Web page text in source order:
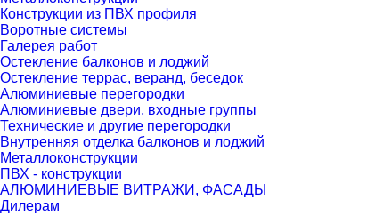
Конструкции из ПВХ профиля
Воротные системы
Галерея работ
Остекление балконов и лоджий
Остекление террас, веранд, беседок
Алюминиевые перегородки
Алюминиевые двери, входные группы
Технические и другие перегородки
Внутренняя отделка балконов и лоджий
Металлоконструкции
ПВХ - конструкции
АЛЮМИНИЕВЫЕ ВИТРАЖИ, ФАСАДЫ
Дилерам